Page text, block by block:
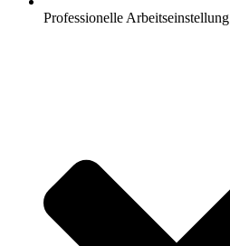
Professionelle Arbeitseinstellung